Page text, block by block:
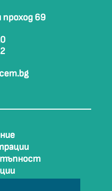
проход 69